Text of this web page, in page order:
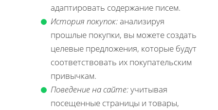
адаптировать содержание писем.
История покупок:анализируя
прошлые покупки, вы можете создать
целевые предложения, которые будут
соответствовать их покупательским
привычкам.
Поведение на сайте:учитывая
посещенные страницы и товары,